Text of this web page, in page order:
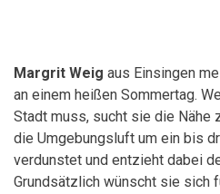
Margrit Weig aus Einsingen
an einem heißen Sommertag.
Stadt muss, sucht sie die Nähe
die Umgebungsluft um ein bis
verdunstet und entzieht dabei
Grundsätzlich wünscht sie sich